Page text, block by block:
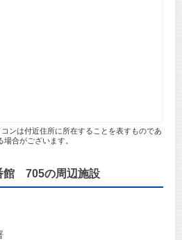
ンは付近住所に所在することを表すものであ
合がございます。
館 705の周辺施設